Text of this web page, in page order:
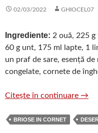
02/03/2022 GHIOCEL07
Ingrediente: 2 ouă, 225 g
60 g unt, 175 ml lapte, 1
un praf de sare, esență
congelate, cornete de
Citește în continuare →
BRIOSE IN CORNET